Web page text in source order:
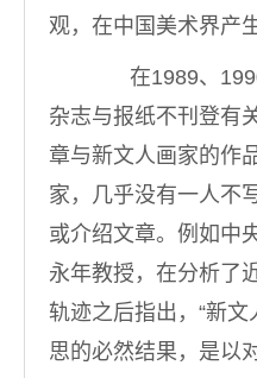
观，在中国美术界产
在1989、1990
杂志与报纸不刊登有
章与新文人画家的作
家，几乎没有一人不
或介绍文章。例如中
永年教授，在分析了
轨迹之后指出，“新文
思的必然结果，是以